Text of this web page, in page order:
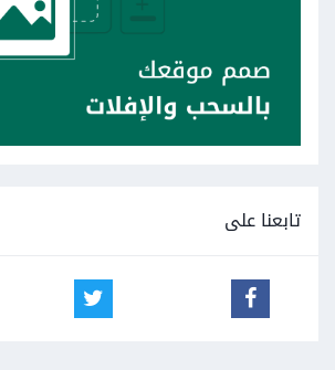
تابعنا على